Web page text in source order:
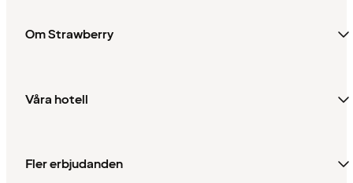
Om Strawberry
Våra hotell
Fler erbjudanden